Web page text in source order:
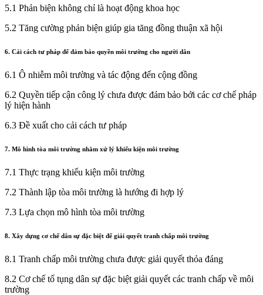
5.1 Phản biện không chỉ là hoạt động khoa học
5.2 Tăng cường phản biện giúp gia tăng đồng thuận xã hội
6. Cải cách tư pháp để đảm bảo quyền môi trường cho người dân
6.1 Ô nhiễm môi trường và tác động đến cộng đồng
6.2 Quyền tiếp cận công lý chưa được đảm bảo bởi các cơ chế pháp
lý hiện hành
6.3 Đề xuất cho cải cách tư pháp
7. Mô hình tòa môi trường nhằm xử lý khiếu kiện môi trường
7.1 Thực trạng khiếu kiện môi trường
7.2 Thành lập tòa môi trường là hướng đi hợp lý
7.3 Lựa chọn mô hình tòa môi trường
8. Xây dựng cơ chế dân sự đặc biệt để giải quyết tranh chấp môi trường
8.1 Tranh chấp môi trường chưa được giải quyết thỏa đáng
8.2 Cơ chế tố tụng dân sự đặc biệt giải quyết các tranh chấp về môi
trường